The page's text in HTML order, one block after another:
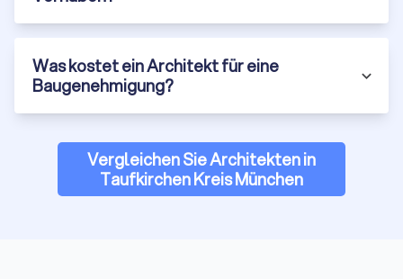
Was kostet ein Architekt für eine
Baugenehmigung?
Vergleichen Sie Architekten in
Taufkirchen Kreis München